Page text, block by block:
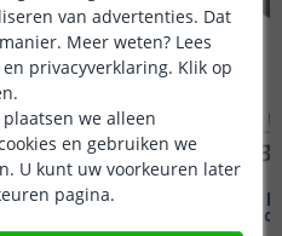
Led strip
19 mm -
van advertenties. Dat
Meer weten? Lees
privacyverklaring. Klik op
plaatsen we alleen
en gebruiken we
U kunt uw voorkeuren later
pagina.